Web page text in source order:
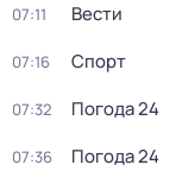
07:11 Вести
07:16 Спорт
07:32 Погода 24
07:36 Погода 24